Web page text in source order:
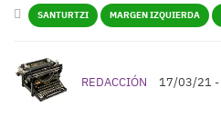
SANTURTZI MARGEN IZQUIERDA
REDACCIÓN 17/03/21